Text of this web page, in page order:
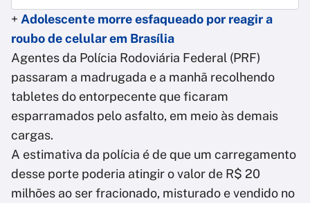
+ Adolescente morre esfaqueado por reagir a
roubo de celular em Brasília
Agentes da Polícia Rodoviária Federal (PRF)
passaram a madrugada e a manhã recolhendo
tabletes do entorpecente que ficaram
esparramados pelo asfalto, em meio às demais
cargas.
A estimativa da polícia é de que um carregamento
desse porte poderia atingir o valor de R$ 20
milhões ao ser fracionado, misturado e vendido no